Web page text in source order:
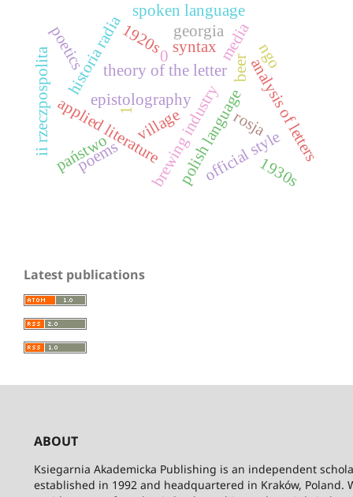
brewing industry
beer
theory of the letter
epistolography
applied literature analysis of letters
historia radia
ii rzeczpospolita
media
państwo
0
syntax
polish language
spoken language
rosja
official style
village
poetics
poems
georgia
1
1920s
1930s
ngo
Latest publications
ABOUT
Ksiegarnia Akademicka Publishing is an independent
established in 1992 and headquartered in Kraków, Poland.